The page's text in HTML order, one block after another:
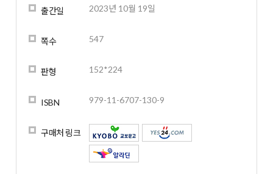
출간일 2023년 10월 19일
쪽수 547
판형 152*224
ISBN 979-11-6707-130-9
구매처 링크